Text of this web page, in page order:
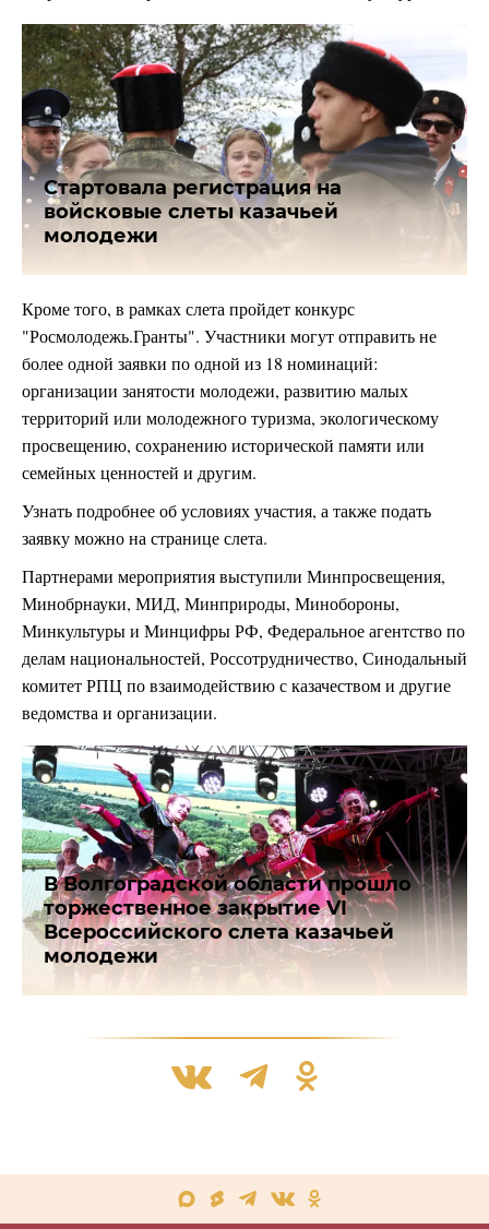
Стартовала регистрация на
войсковые слеты казачьей
молодежи
Кроме того, в рамках слета пройдет конкурс
"Росмолодежь.Гранты". Участники могут отправить не
более одной заявки по одной из 18 номинаций:
организации занятости молодежи, развитию малых
территорий или молодежного туризма, экологическому
просвещению, сохранению исторической памяти или
семейных ценностей и другим.
Узнать подробнее об условиях участия, а также подать
заявку можно на странице слета.
Партнерами мероприятия выступили Минпросвещения,
Минобрнауки, МИД, Минприроды, Минобороны,
Минкультуры и Минцифры РФ, Федеральное агентство по
делам национальностей, Россотрудничество, Синодальный
комитет РПЦ по взаимодействию с казачеством и другие
ведомства и организации.
В Волгоградской области прошло
торжественное закрытие VI
Всероссийского слета казачьей
молодежи